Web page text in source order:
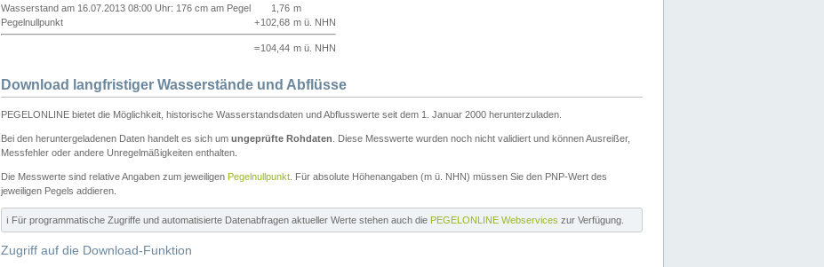
Wasserstand am 16.07.2013 08:00 Uhr: 176 cm am Pegel
1,76 m
Pegelnullpunkt
+102,68 m ü. NHN
=104,44 m ü. NHN
Download langfristiger Wasserstände und Abflüsse
PEGELONLINE bietet die Möglichkeit, historische Wasserstandsdaten und Abflusswerte seit dem 1. Januar 2000 herunterzuladen.
Bei den heruntergeladenen Daten handelt es sich um ungeprüfte Rohdaten . Diese Messwerte wurden noch nicht validiert und können Ausreißer,
Messfehler oder andere Unregelmäßigkeiten enthalten.
Die Messwerte sind relative Angaben zum jeweiligen Pegelnullpunkt . Für absolute Höhenangaben (m ü. NHN) müssen Sie den PNP-Wert des
jeweiligen Pegels addieren.
ℹ️ Für programmatische Zugriffe und automatisierte Datenabfragen aktueller Werte stehen auch die PEGELONLINE Webservices zur Verfügung.
Zugriff auf die Download-Funktion